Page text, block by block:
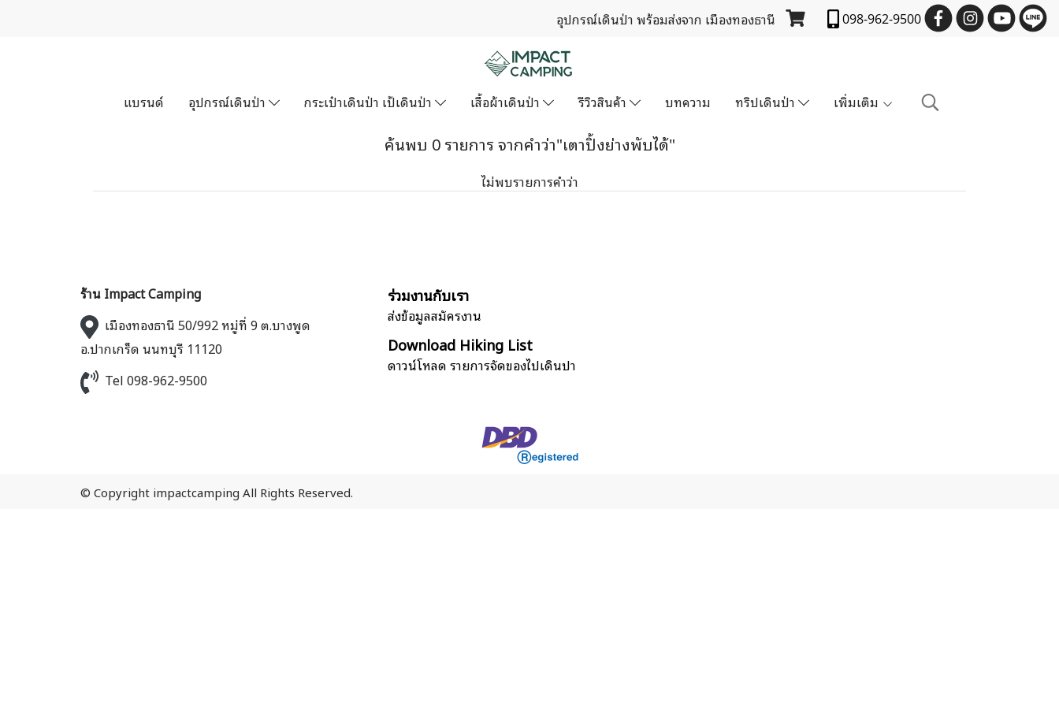
อุปกรณ์เดินป่า พร้อมส่งจาก เมืองทองธานี 098-962-9500
แบรนด์ อุปกรณ์เดินป่า กระเป๋าเดินป่า เป้เดินป่า เสื้อผ้าเดินป่า รีวิวสินค้า บทความ ทริปเดินป่า เพิ่มเติม
ค้นพบ 0 รายการ จากคำว่า"เตาปิ้งย่างพับได้"
ไม่พบรายการคำว่า
ร้าน Impact Camping
เมืองทองธานี 50/992 หมู่ที่ 9 ต.บางพูด
อ.ปากเกร็ด นนทบุรี 11120
Tel 098-962-9500
ร่วมงานกับเรา
ส่งข้อมูลสมัครงาน
Download Hiking List
ดาวน์โหลด รายการจัดของไปเดินป่า
© Copyright impactcamping All Rights Reserved.